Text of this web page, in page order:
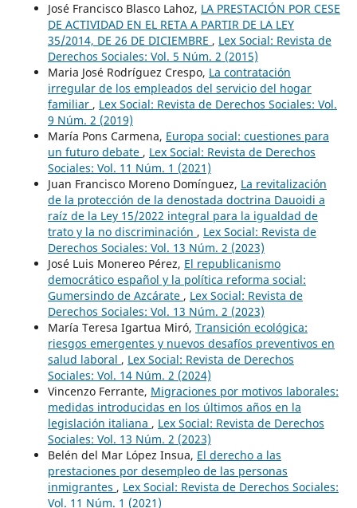
José Francisco Blasco Lahoz, LA PRESTACIÓN POR CESE
DE ACTIVIDAD EN EL RETA A PARTIR DE LA LEY
35/2014, DE 26 DE DICIEMBRE , Lex Social: Revista de
Derechos Sociales: Vol. 5 Núm. 2 (2015)
Maria José Rodríguez Crespo, La contratación
irregular de los empleados del servicio del hogar
familiar , Lex Social: Revista de Derechos Sociales: Vol.
9 Núm. 2 (2019)
María Pons Carmena, Europa social: cuestiones para
un futuro debate , Lex Social: Revista de Derechos
Sociales: Vol. 11 Núm. 1 (2021)
Juan Francisco Moreno Domínguez, La revitalización
de la protección de la denostada doctrina Dauoidi a
raíz de la Ley 15/2022 integral para la igualdad de
trato y la no discriminación , Lex Social: Revista de
Derechos Sociales: Vol. 13 Núm. 2 (2023)
José Luis Monereo Pérez, El republicanismo
democrático español y la política reforma social:
Gumersindo de Azcárate , Lex Social: Revista de
Derechos Sociales: Vol. 13 Núm. 2 (2023)
María Teresa Igartua Miró, Transición ecológica:
riesgos emergentes y nuevos desafíos preventivos en
salud laboral , Lex Social: Revista de Derechos
Sociales: Vol. 14 Núm. 2 (2024)
Vincenzo Ferrante, Migraciones por motivos laborales:
medidas introducidas en los últimos años en la
legislación italiana , Lex Social: Revista de Derechos
Sociales: Vol. 13 Núm. 2 (2023)
Belén del Mar López Insua, El derecho a las
prestaciones por desempleo de las personas
inmigrantes , Lex Social: Revista de Derechos Sociales:
Vol. 11 Núm. 1 (2021)